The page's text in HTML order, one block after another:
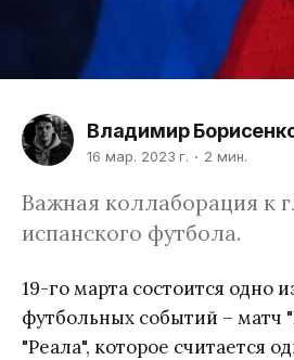
Владимир
16 мар. 2023 г. 2 мин.
Важная коллаборация к
испанского футбола.
19-го марта состоится одно
футбольных событий – матч
"Реала", которое считается